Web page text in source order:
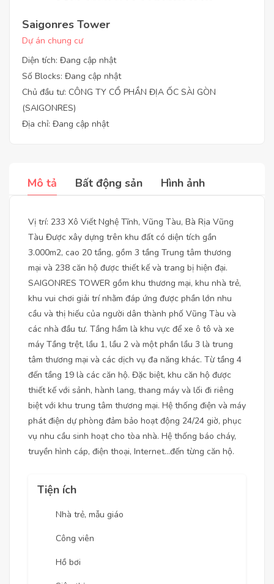
Saigonres Tower
Dự án chung cư
Diện tích: Đang cập nhật
Số Blocks: Đang cập nhật
Chủ đầu tư: CÔNG TY CỔ PHẦN ĐỊA ỐC SÀI GÒN
(SAIGONRES)
Địa chỉ: Đang cập nhật
Mô tả Bất động sản Hình ảnh
Vị trí: 233 Xô Viết Nghệ Tĩnh, Vũng Tàu, Bà Rịa Vũng
Tàu Được xây dựng trên khu đất có diện tích gần
3.000m2, cao 20 tầng, gồm 3 tầng Trung tâm thương
mại và 238 căn hộ được thiết kế và trang bị hiện đại.
SAIGONRES TOWER gồm khu thương mại, khu nhà trẻ,
khu vui chơi giải trí nhằm đáp ứng được phần lớn nhu
cầu và thị hiếu của người dân thành phố Vũng Tàu và
các nhà đầu tư. Tầng hầm là khu vực để xe ô tô và xe
máy Tầng trệt, lầu 1, lầu 2 và một phần lầu 3 là trung
tâm thương mại và các dịch vụ đa năng khác. Từ tầng 4
đến tầng 19 là các căn hộ. Đặc biệt, khu căn hộ được
thiết kế với sảnh, hành lang, thang máy và lối đi riêng
biệt với khu trung tâm thương mại. Hệ thống điện và máy
phát điện dự phòng đảm bảo hoạt động 24/24 giờ, phục
vụ nhu cầu sinh hoạt cho tòa nhà. Hệ thống báo cháy,
truyền hình cáp, điện thoại, Internet…đến từng căn hộ.
Tiện ích
Nhà trẻ, mẫu giáo
Công viên
Hồ bơi